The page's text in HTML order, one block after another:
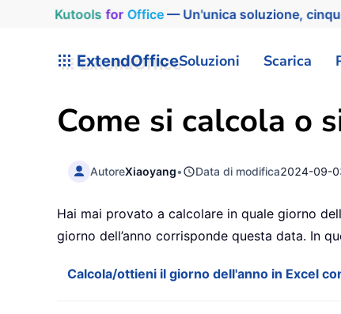
Kutools for Office— Un'unica soluzione,
ExtendOfficeSoluzioni Scarica
Come si calcola o
AutoreXiaoyang• Data di modifica2024-09-
Hai mai provato a calcolare in quale giorno
giorno dell’anno corrisponde questa data. In
Calcola/ottieni il giorno dell'anno in Excel